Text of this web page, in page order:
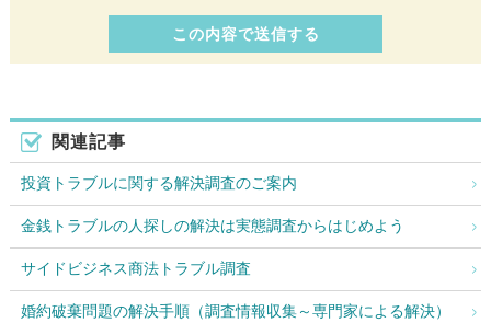
関連記事
投資トラブルに関する解決調査のご案内
金銭トラブルの人探しの解決は実態調査からはじめよう
サイドビジネス商法トラブル調査
婚約破棄問題の解決手順（調査情報収集～専門家による解決）